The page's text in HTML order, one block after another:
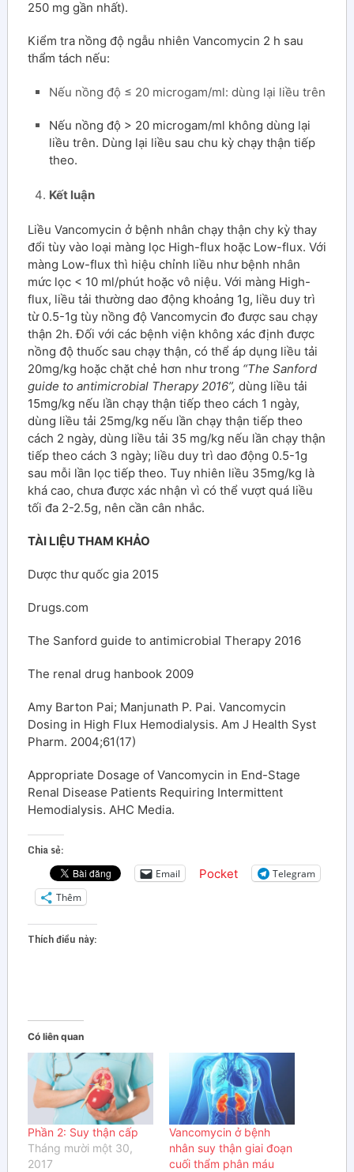
250 mg gần nhất).
Kiểm tra nồng độ ngẫu nhiên Vancomycin 2 h sau
thẩm tách nếu:
Nếu nồng độ ≤ 20 microgam/ml: dùng lại liều trên
Nếu nồng độ > 20 microgam/ml không dùng lại
liều trên. Dùng lại liều sau chu kỳ chạy thận tiếp
theo.
Kết luận
Liều Vancomycin ở bệnh nhân chạy thận chy kỳ thay
đổi tùy vào loại màng lọc High-flux hoặc Low-flux. Với
màng Low-flux thì hiệu chỉnh liều như bệnh nhân
mức lọc < 10 ml/phút hoặc vô niệu. Với màng High-
flux, liều tải thường dao động khoảng 1g, liều duy trì
từ 0.5-1g tùy nồng độ Vancomycin đo được sau chạy
thận 2h. Đối với các bệnh viện không xác định được
nồng độ thuốc sau chạy thận, có thể áp dụng liều tải
20mg/kg hoặc chặt chẻ hơn như trong “The Sanford
guide to antimicrobial Therapy 2016”, dùng liều tải
15mg/kg nếu lần chạy thận tiếp theo cách 1 ngày,
dùng liều tải 25mg/kg nếu lần chạy thận tiếp theo
cách 2 ngày, dùng liều tải 35 mg/kg nếu lần chạy thận
tiếp theo cách 3 ngày; liều duy trì dao động 0.5-1g
sau mỗi lần lọc tiếp theo. Tuy nhiên liều 35mg/kg là
khá cao, chưa được xác nhận vì có thể vượt quá liều
tối đa 2-2.5g, nên cần cân nhắc.
TÀI LIỆU THAM KHẢO
Dược thư quốc gia 2015
Drugs.com
The Sanford guide to antimicrobial Therapy 2016
The renal drug hanbook 2009
Amy Barton Pai; Manjunath P. Pai. Vancomycin
Dosing in High Flux Hemodialysis. Am J Health Syst
Pharm. 2004;61(17)
Appropriate Dosage of Vancomycin in End-Stage
Renal Disease Patients Requiring Intermittent
Hemodialysis. AHC Media.
Chia sẻ:
Email Pocket
Telegram
Thêm
Thích điều này:
Có liên quan
Phần 2: Suy thận cấp
Tháng mười một 30,
2017
Vancomycin ở bệnh
nhân suy thận giai đoạn
cuối thẩm phân máu